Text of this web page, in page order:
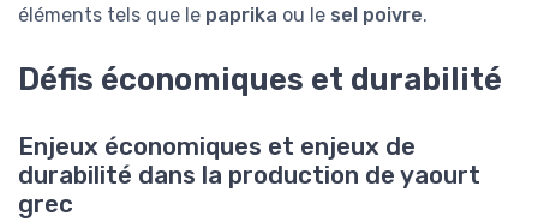
éléments tels que le paprika ou le sel poivre.
Défis économiques et durabilité
Enjeux économiques et enjeux de
durabilité dans la production de yaourt
grec